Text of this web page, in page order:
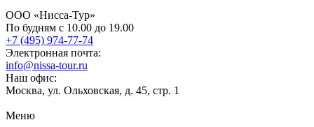
ООО «Нисса-Тур»
По будням с 10.00 до 19.00
+7 (495) 974-77-74
Электронная почта:
info@nissa-tour.ru
Наш офис:
Москва, ул. Ольховская, д. 45, стр. 1
Меню